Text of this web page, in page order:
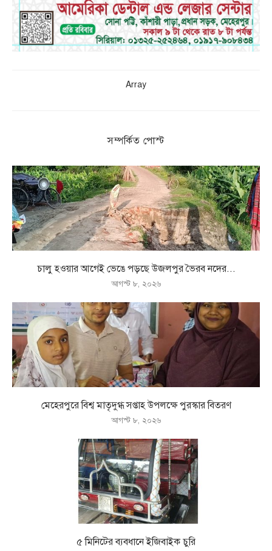
Array
সম্পর্কিত পোস্ট
চালু হওয়ার আগেই ভেঙে পড়ছে উজলপুর ভৈরব নদের...
আগস্ট ৮, ২০২৬
মেহেরপুরে বিশ্ব মাতৃদুগ্ধ সপ্তাহ উপলক্ষে পুরস্কার বিতরণ
আগস্ট ৮, ২০২৬
৫ মিনিটের ব্যবধানে ইজিবাইক চুরি